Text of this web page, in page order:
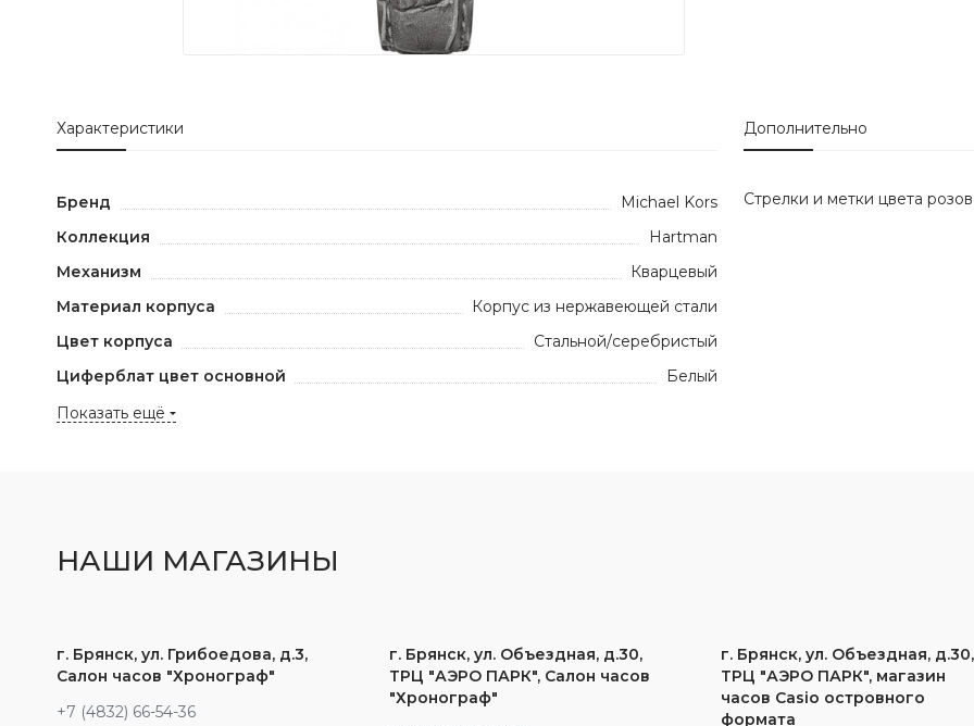
Характеристики
Бренд
Michael Kors
Коллекция
Hartman
Механизм
Кварцевый
Материал корпуса
Корпус из нержавеющей стали
Цвет корпуса
Стальной/серебристый
Циферблат цвет основной
Белый
Показать ещё
Дополнительно
Стрелки и метки цвета
НАШИ МАГАЗИНЫ
г. Брянск, ул. Грибоедова, д.3,
Салон часов "Хронограф"
+7 (4832) 66-54-36
г. Брянск, ул. Объездная, д.30,
ТРЦ "АЭРО ПАРК", Салон часов
"Хронограф"
г. Брянск, ул. Объездная, д.30,
ТРЦ "АЭРО ПАРК", магазин
часов Casio островного
формата